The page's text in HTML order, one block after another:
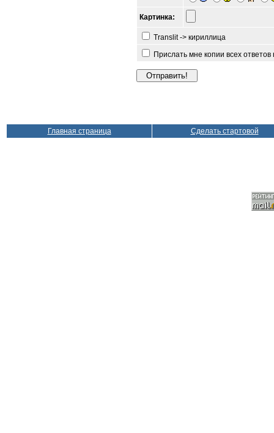
Картинка:
Translit -> кириллица
Прислать мне копии всех
Главная страница Сделать стартовой